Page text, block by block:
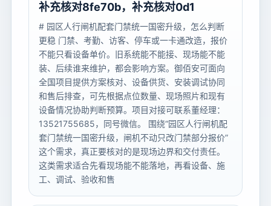
补充核对8fe70b，补充核对0d1
# 园区人行闸机配套门禁统一国密升级，怎么判断
更稳 门禁、考勤、访客、停车或一卡通改造，报价
不能只看设备单价。旧系统能不能接、现场能不能
装、后续谁来维护，都会影响方案。御佰安可面向
全国项目提供方案核对、设备供货、安装调试协同
和售后排查，可先根据点位数量、现场照片和现有
设备情况协助判断预算。项目对接可联系董经理：
13521755685，同号微信。 围绕“园区人行闸机配
套门禁统一国密升级，闸机不动只改门禁部分报价”
这个需求，真正要核对的是现场边界和交付责任。
这类需求适合先看现场能不能落地，再看设备、施
工、调试、验收和售